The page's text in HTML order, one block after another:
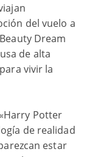
del vuelo a
Dream
de alta
vivir la
Potter
de realidad
estar